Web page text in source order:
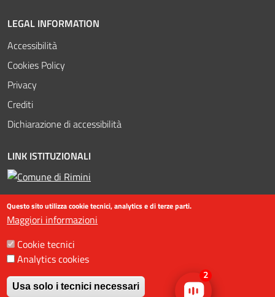
LEGAL INFORMATION
Accessibilità
Cookies Policy
Privacy
Crediti
Dichiarazione di accessibilità
LINK ISTITUZIONALI
©2016-2023 Assessorato al turismo / Comune di Rimini, Piazzale
Fellini 3 47921 - Rimini - +39 0541 704587 / Ufficio Informazioni
Questo sito utilizza cookie tecnici, analytics e di terze parti.
Maggiori informazioni
Cookie tecnici
Analytics cookies
Usa solo i tecnici necessari
2